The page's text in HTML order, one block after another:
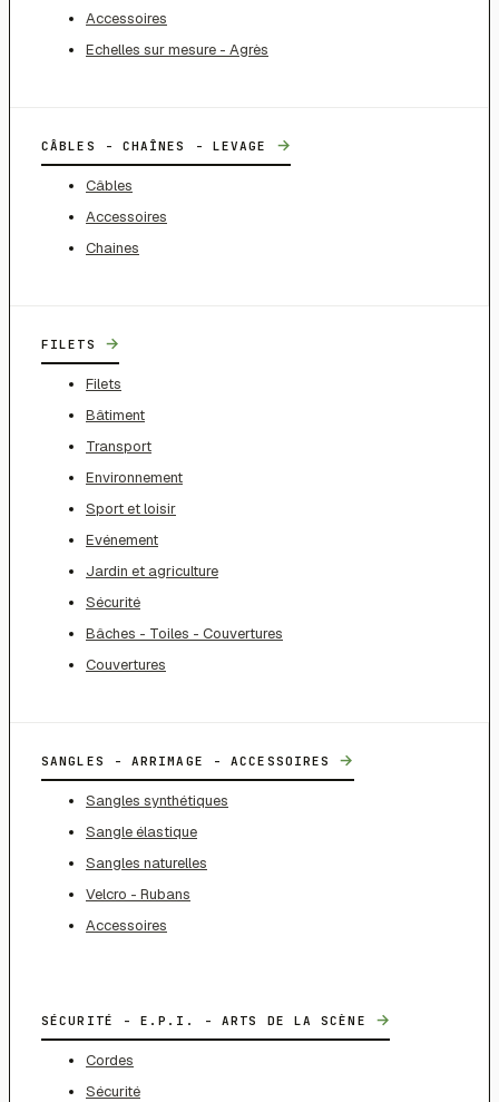
Accessoires
Echelles sur mesure - Agrès
CÂBLES - CHAÎNES - LEVAGE →
Câbles
Accessoires
Chaines
FILETS →
Filets
Bâtiment
Transport
Environnement
Sport et loisir
Evénement
Jardin et agriculture
Sécurité
Bâches - Toiles - Couvertures
Couvertures
SANGLES - ARRIMAGE - ACCESSOIRES →
Sangles synthétiques
Sangle élastique
Sangles naturelles
Velcro - Rubans
Accessoires
SÉCURITÉ - E.P.I. - ARTS DE LA SCÈNE →
Cordes
Sécurité